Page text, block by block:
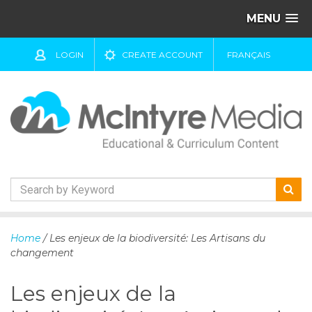
MENU
LOGIN CREATE ACCOUNT FRANÇAIS
kHome / Les enjeux de la biodiversité: Les Artisans du
changement
Les enjeux de la